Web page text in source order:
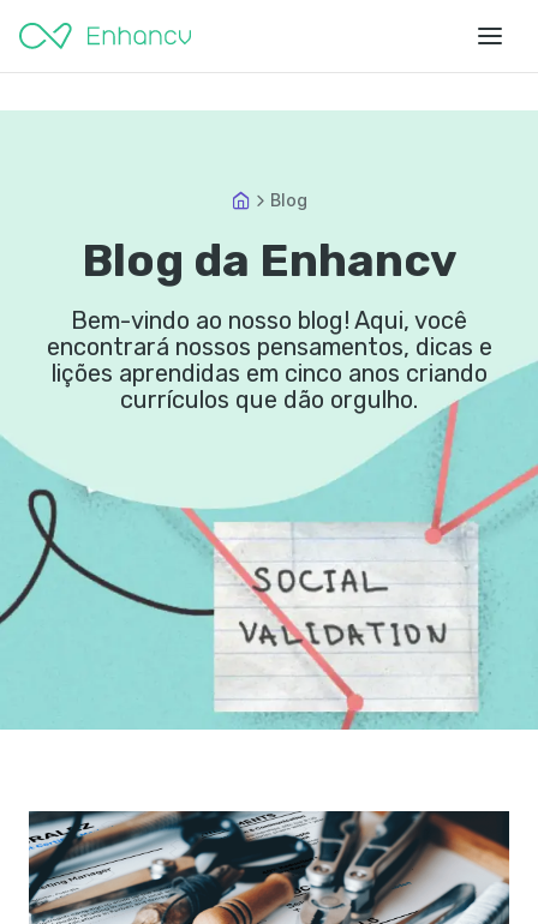
Blog
Blog da Enhancv
Bem-vindo ao nosso blog! Aqui, você
encontrará nossos pensamentos, dicas e
lições aprendidas em cinco anos criando
currículos que dão orgulho.